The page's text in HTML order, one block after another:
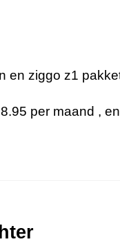
en ziggo z1
per maand ,